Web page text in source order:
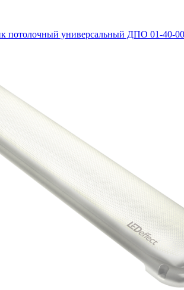
потолочный универсальный ДПО 01-40-